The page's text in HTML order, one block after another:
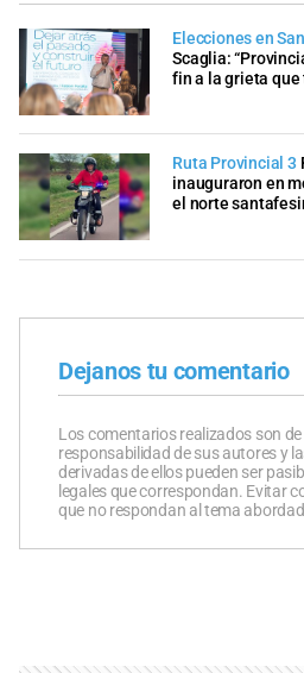
Elecciones en
Scaglia:
fin a la grieta que
Ruta Provincial 3
inauguraron en
el norte
Dejanos tu comentario
Los comentarios realizados son
responsabilidad de sus autores y
derivadas de ellos pueden ser
legales que correspondan. Evitar
que no respondan al tema